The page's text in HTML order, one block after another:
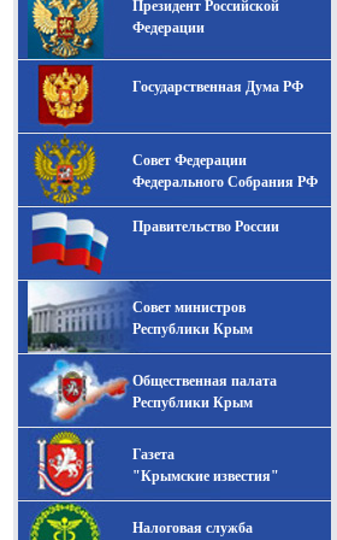
-- Лучшее, что можно сделать с хорошим советом, это
пропустить его мимо ушей. Он никогда не бывает
полезен никому, кроме того, кто его дал.
-- Люблю давать советы и очень не люблю, когда их
дают мне.
Президент Российской
Федерации
Государственная Дума РФ
Совет Федерации
Федерального Собрания РФ
Правительство России
Совет министров
Республики Крым
Общественная палата
Республики Крым
Газета
"Крымские известия"
Налоговая служба